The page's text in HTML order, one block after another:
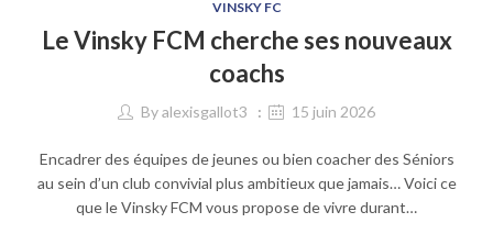
VINSKY FC
Le Vinsky FCM cherche ses nouveaux
coachs
Byalexisgallot3 15 juin 2026
Encadrer des équipes de jeunes ou bien coacher des Séniors
au sein d’un club convivial plus ambitieux que jamais… Voici ce
que le Vinsky FCM vous propose de vivre durant…